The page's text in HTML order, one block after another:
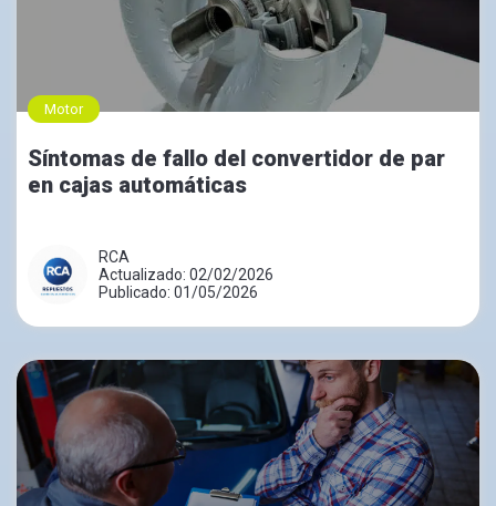
Motor
Síntomas de fallo del convertidor de par
en cajas automáticas
RCA
Actualizado: 02/02/2026
Publicado: 01/05/2026